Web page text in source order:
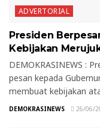
ADVERTORIAL
Presiden
Kebijakan
DEMOKRASINEWS :
pesan kepada
membuat kebijakan
DEMOKRASINEWS 26/06/